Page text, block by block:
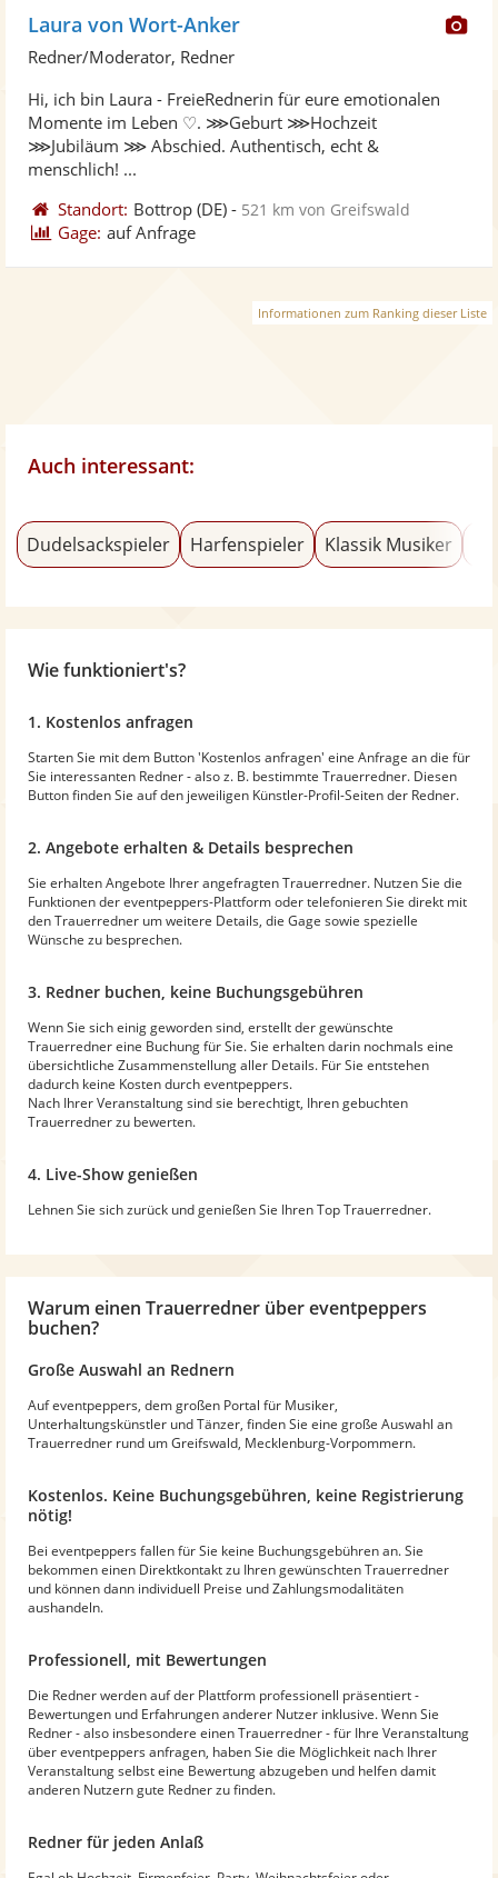
Laura von Wort-Anker
Redner/Moderator, Redner
Hi, ich bin Laura - FreieRednerin für eure emotionalen
Momente im Leben ♡. ⋙Geburt ⋙Hochzeit
⋙Jubiläum ⋙ Abschied. Authentisch, echt &
menschlich! ...
Standort: Bottrop (DE) - 521 km von Greifswald
Gage: auf Anfrage
Informationen zum Ranking dieser Liste
Auch interessant:
Dudelsackspieler Harfenspieler Klassik Musiker
Wie funktioniert's?
1. Kostenlos anfragen
Starten Sie mit dem Button 'Kostenlos anfragen' eine Anfrage an die für
Sie interessanten Redner - also z. B. bestimmte Trauerredner. Diesen
Button finden Sie auf den jeweiligen Künstler-Profil-Seiten der Redner.
2. Angebote erhalten & Details besprechen
Sie erhalten Angebote Ihrer angefragten Trauerredner. Nutzen Sie die
Funktionen der eventpeppers-Plattform oder telefonieren Sie direkt mit
den Trauerredner um weitere Details, die Gage sowie spezielle
Wünsche zu besprechen.
3. Redner buchen, keine Buchungsgebühren
Wenn Sie sich einig geworden sind, erstellt der gewünschte
Trauerredner eine Buchung für Sie. Sie erhalten darin nochmals eine
übersichtliche Zusammenstellung aller Details. Für Sie entstehen
dadurch keine Kosten durch eventpeppers.
Nach Ihrer Veranstaltung sind sie berechtigt, Ihren gebuchten
Trauerredner zu bewerten.
4. Live-Show genießen
Lehnen Sie sich zurück und genießen Sie Ihren Top Trauerredner.
Warum einen Trauerredner über eventpeppers
buchen?
Große Auswahl an Rednern
Auf eventpeppers, dem großen Portal für Musiker,
Unterhaltungskünstler und Tänzer, finden Sie eine große Auswahl an
Trauerredner rund um Greifswald, Mecklenburg-Vorpommern.
Kostenlos. Keine Buchungsgebühren, keine Registrierung
nötig!
Bei eventpeppers fallen für Sie keine Buchungsgebühren an. Sie
bekommen einen Direktkontakt zu Ihren gewünschten Trauerredner
und können dann individuell Preise und Zahlungsmodalitäten
aushandeln.
Professionell, mit Bewertungen
Die Redner werden auf der Plattform professionell präsentiert -
Bewertungen und Erfahrungen anderer Nutzer inklusive. Wenn Sie
Redner - also insbesondere einen Trauerredner - für Ihre Veranstaltung
über eventpeppers anfragen, haben Sie die Möglichkeit nach Ihrer
Veranstaltung selbst eine Bewertung abzugeben und helfen damit
anderen Nutzern gute Redner zu finden.
Redner für jeden Anlaß